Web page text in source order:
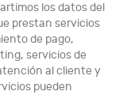
los datos del
prestan servicios
de pago,
servicios de
al cliente y
pueden